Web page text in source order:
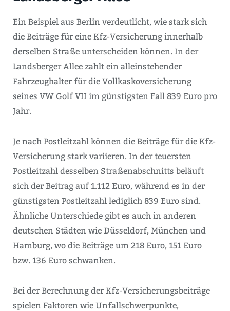
Ein Beispiel aus Berlin verdeutlicht, wie stark sich
die Beiträge für eine Kfz-Versicherung innerhalb
derselben Straße unterscheiden können. In der
Landsberger Allee zahlt ein alleinstehender
Fahrzeughalter für die Vollkaskoversicherung
seines VW Golf VII im günstigsten Fall 839 Euro pro
Jahr.
Je nach Postleitzahl können die Beiträge für die Kfz-
Versicherung stark variieren. In der teuersten
Postleitzahl desselben Straßenabschnitts beläuft
sich der Beitrag auf 1.112 Euro, während es in der
günstigsten Postleitzahl lediglich 839 Euro sind.
Ähnliche Unterschiede gibt es auch in anderen
deutschen Städten wie Düsseldorf, München und
Hamburg, wo die Beiträge um 218 Euro, 151 Euro
bzw. 136 Euro schwanken.
Bei der Berechnung der Kfz-Versicherungsbeiträge
spielen Faktoren wie Unfallschwerpunkte,